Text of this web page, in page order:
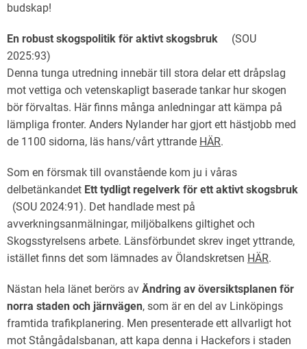
budskap!
En robust skogspolitik för aktivt skogsbruk (SOU
2025:93)
Denna tunga utredning innebär till stora delar ett dråpslag
mot vettiga och vetenskapligt baserade tankar hur skogen
bör förvaltas. Här finns många anledningar att kämpa på
lämpliga fronter. Anders Nylander har gjort ett hästjobb med
de 1100 sidorna, läs hans/vårt yttrande HÄR.
Som en försmak till ovanstående kom ju i våras
delbetänkandet Ett tydligt regelverk för ett aktivt skogsbruk
(SOU 2024:91). Det handlade mest på
avverkningsanmälningar, miljöbalkens giltighet och
Skogsstyrelsens arbete. Länsförbundet skrev inget yttrande,
istället finns det som lämnades av Ölandskretsen HÄR.
Nästan hela länet berörs av Ändring av översiktsplanen för
norra staden och järnvägen, som är en del av Linköpings
framtida trafikplanering. Men presenterade ett allvarligt hot
mot Stångådalsbanan, att kapa denna i Hackefors i staden